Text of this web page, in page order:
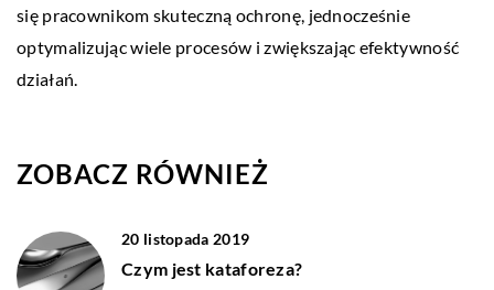
się pracownikom skuteczną ochronę, jednocześnie
optymalizując wiele procesów i zwiększając efektywność
działań.
ZOBACZ RÓWNIEŻ
20 listopada 2019
Czym jest kataforeza?